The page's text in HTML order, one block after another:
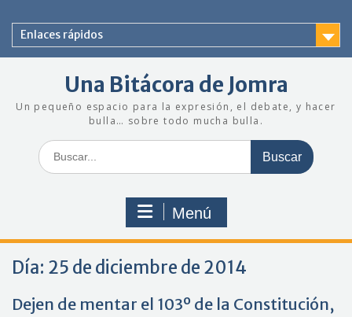
contenido
Enlaces rápidos
Una Bitácora de Jomra
Un pequeño espacio para la expresión, el debate, y hacer
bulla… sobre todo mucha bulla.
Buscar:
Menú
Día: 25 de diciembre de 2014
Dejen de mentar el 103º de la Constitución,